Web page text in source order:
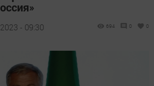
- 09:30 694 0 0